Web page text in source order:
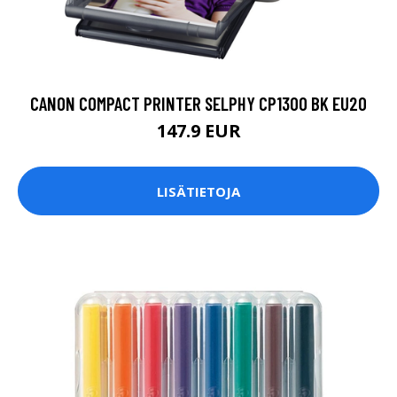
CANON COMPACT PRINTER SELPHY CP1300 BK EU20
147.9 EUR
LISÄTIETOJA